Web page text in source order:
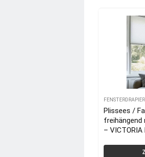
Plissees /
freihängend
– VICTORIA